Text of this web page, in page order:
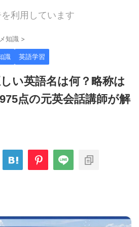
利用しています
知識 >
識 英語学習
い英語名は何？略称は
点の元英会話講師が解